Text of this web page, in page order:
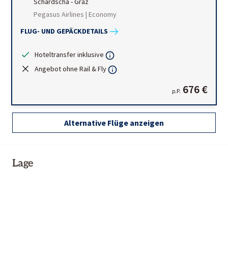
Pegasus Airlines | Economy
FLUG- UND GEPÄCKDETAILS
Hoteltransfer inklusive
Angebot ohne Rail & Fly
p.P. 676 €
Alternative Flüge anzeigen
Lage